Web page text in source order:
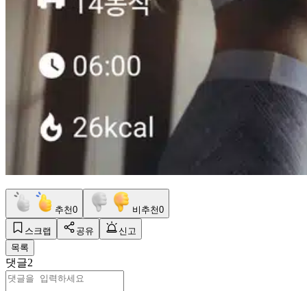
추천0 비추천0
스크랩 공유
신고
목록
댓글2